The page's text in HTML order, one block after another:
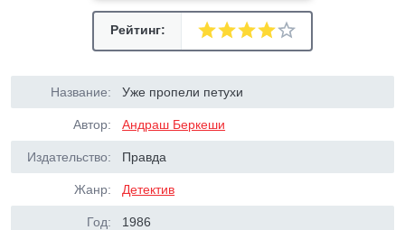
Рейтинг:
Название: Уже пропели петухи
Автор: Андраш Беркеши
Издательство: Правда
Жанр: Детектив
Год: 1986